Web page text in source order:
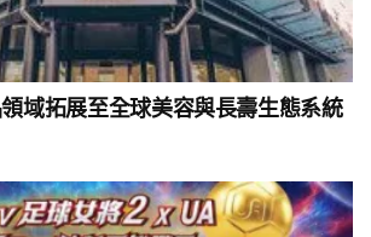
域拓展至全球美容與長壽生態系統